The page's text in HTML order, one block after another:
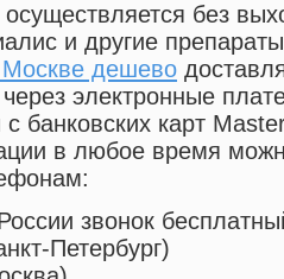
без
и другие
Москве дешево
электронные
банковских карт
в любое время
звонок
Петербург)